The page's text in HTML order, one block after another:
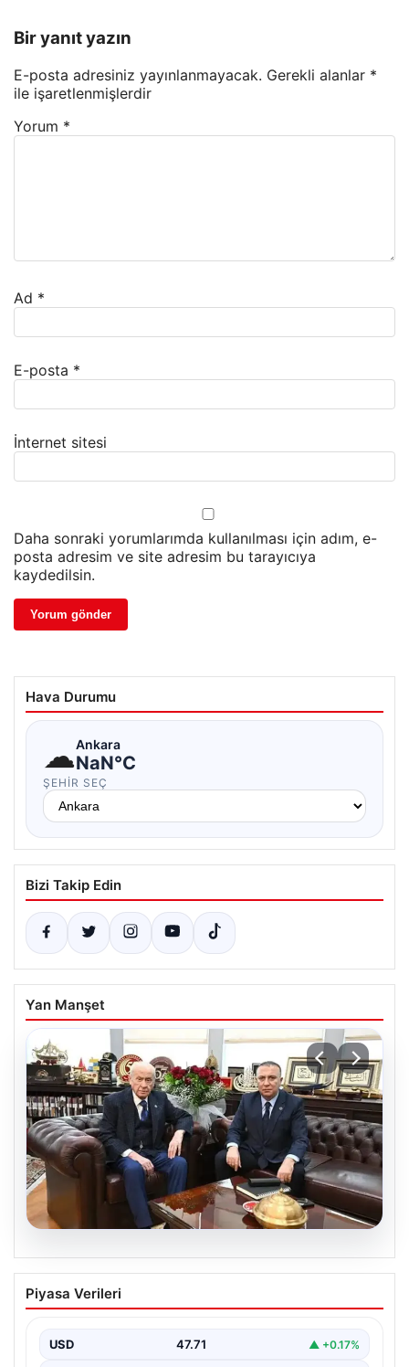
Bir yanıt yazın
E-posta adresiniz yayınlanmayacak. Gerekli alanlar *
ile işaretlenmişlerdir
Yorum *
Ad *
E-posta *
İnternet sitesi
Daha sonraki yorumlarımda kullanılması için adım, e-
posta adresim ve site adresim bu tarayıcıya
kaydedilsin.
Hava Durumu
☁Ankara
NaN°C
ŞEHIR SEÇ
Bizi Takip Edin
Yan Manşet
06.08.2026
‘Çerçeve Yasa’ya imza atmayan tek
MHP’li vekilden çarpıcı paylaşım
Piyasa Verileri
USD 47.71 ▲ +0.17%